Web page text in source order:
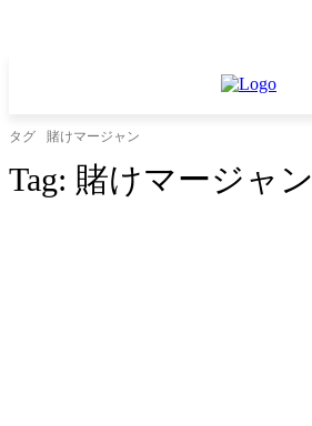
タグ 賭けマージャン
Tag: 賭けマージャン